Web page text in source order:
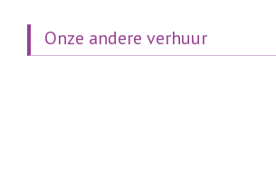
Onze andere verhuur